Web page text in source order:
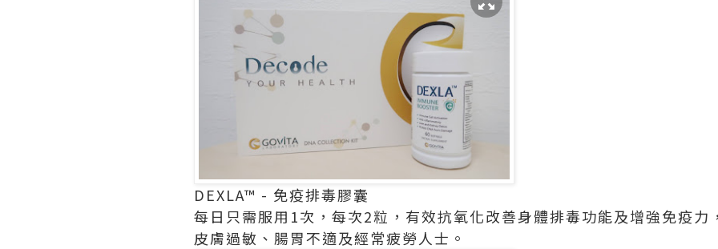
DEXLA™ - 免疫排毒膠囊
每日只需服用1次，每次2粒，有效抗氧化改善身體排毒功能及增強免疫力
皮膚過敏、腸胃不適及經常疲勞人士。